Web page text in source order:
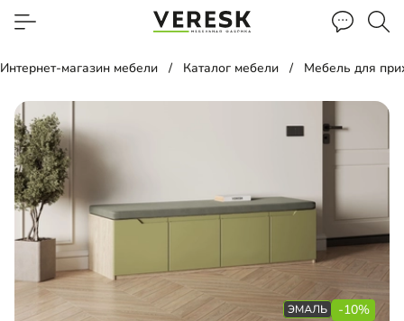
Интернет-магазин мебели Каталог мебели Мебель для
-10%